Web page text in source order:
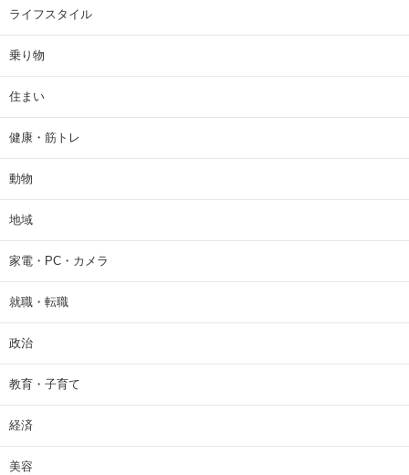
ライフスタイル
乗り物
住まい
健康・筋トレ
動物
地域
家電・PC・カメラ
就職・転職
政治
教育・子育て
経済
美容